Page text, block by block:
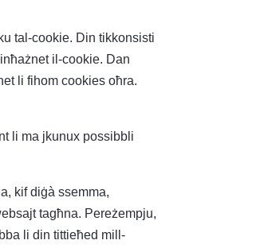
tal-cookie. Din tikkonsisti
il-cookie. Dan
li fihom cookies oħra.
li ma jkunux possibbli
kif diġà ssemma,
tagħna. Pereżempju,
li din tittieħed mill-